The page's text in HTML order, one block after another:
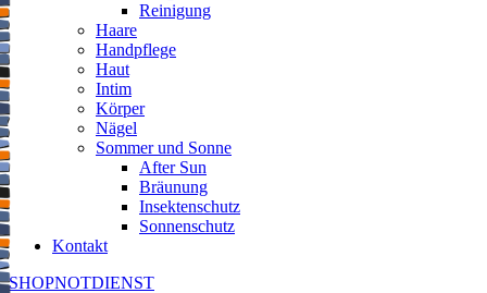
Reinigung
Haare
Handpflege
Haut
Intim
Körper
Nägel
Sommer und Sonne
After Sun
Bräunung
Insektenschutz
Sonnenschutz
Kontakt
SHOPNOTDIENST